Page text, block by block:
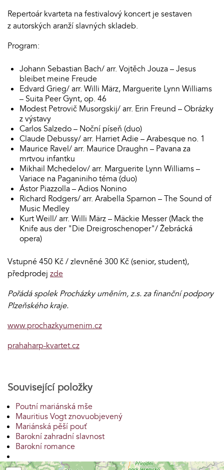
Repertoár kvarteta na festivalový koncert je sestaven
z autorských aranží slavných skladeb.
Program:
Johann Sebastian Bach/ arr. Vojtěch Jouza – Jesus
bleibet meine Freude
Edvard Grieg/ arr. Willi März, Marguerite Lynn Williams
– Suita Peer Gynt, op. 46
Modest Petrovič Musorgskij/ arr. Erin Freund – Obrázky
z výstavy
Carlos Salzedo – Noční píseň (duo)
Claude Debussy/ arr. Harriet Adie – Arabesque no. 1
Maurice Ravel/ arr. Maurice Draughn – Pavana za
mrtvou infantku
Mikhail Mchedelov/ arr. Marguerite Lynn Williams –
Variace na Paganiniho téma (duo)
Ástor Piazzolla – Adios Nonino
Richard Rodgers/ arr. Arabella Sparnon – The Sound of
Music Medley
Kurt Weill/ arr. Willi März – Mäckie Messer (Mack the
Knife aus der "Die Dreigroschenoper"/ Žebrácká
opera)
Vstupné 450 Kč / zlevněné 300 Kč (senior, student),
předprodej zde
Pořádá spolek Procházky uměním, z.s. za finanční podpory
Plzeňského kraje.
www.prochazkyumenim.cz
prahaharp-kvartet.cz
Související položky
Poutní mariánská mše
Mauritius Vogt znovuobjevený
Mariánská pěší pouť
Barokní zahradní slavnost
Barokní romance